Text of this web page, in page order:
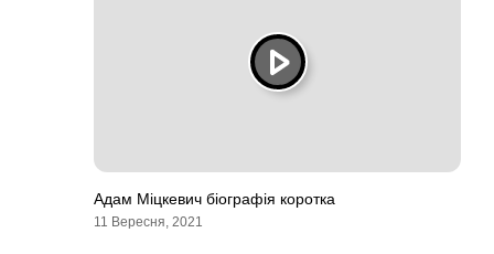
Адам Міцкевич біографія коротка
11 Вересня, 2021